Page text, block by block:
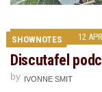
SHOWNOTES 12
Discutafel
by IVONNE SMIT